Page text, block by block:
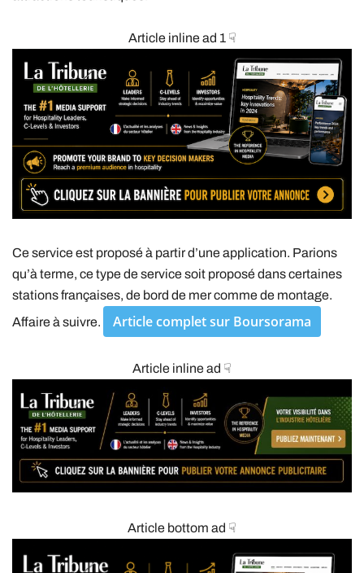
Article inline ad 1 ☟
Ce service est proposé à partir d’une application. Parions
qu’à terme, ce type de service soit proposé dans certaines
stations françaises, de bord de mer comme de montage.
Affaire à suivre.
Article complet sur Boursorama
Article inline ad ☟
Article bottom ad ☟